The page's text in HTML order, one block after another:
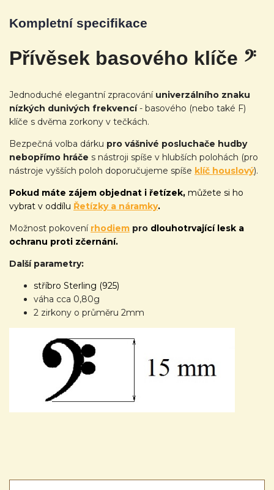
Kompletní specifikace
Přívěsek basového klíče 𝄢
Jednoduché elegantní zpracování univerzálního znaku
nízkých dunivých frekvencí- basového (nebo také F)
klíče s dvěma zorkony v tečkách.
Bezpečná volba dárku pro vášnivé posluchače hudby
nebopřímo hráče s nástroji spíše v hlubších polohách (pro
nástroje vyšších poloh doporučujeme spíše klíč houslový).
Pokud máte zájem objednat i řetízek, můžete si ho
vybrat v oddílu Řetízky a náramky.
Možnost pokovení rhodiem pro dlouhotrvající lesk a
ochranu proti zčernání.
Další parametry:
stříbro Sterling (925)
váha cca 0,80g
2 zirkony o průměru 2mm